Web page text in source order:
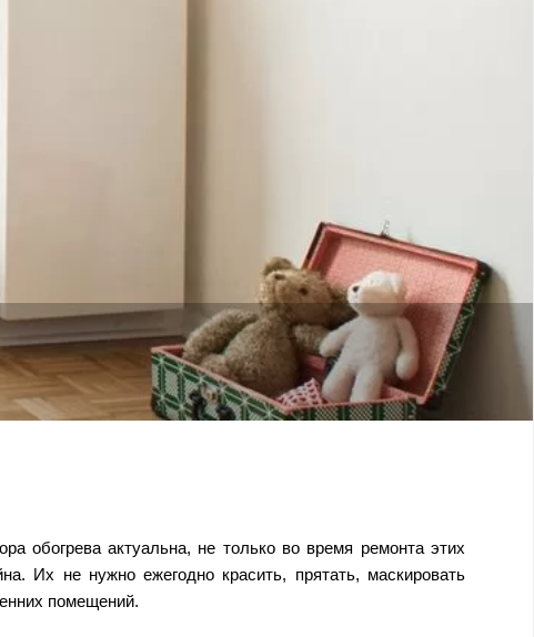
обогрева актуальна, не только во время ремонта этих
Их не нужно ежегодно красить, прятать, маскировать
помещений.